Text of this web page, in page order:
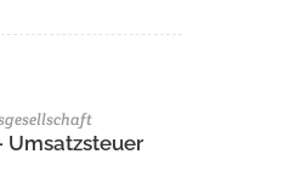
Umsatzsteuer